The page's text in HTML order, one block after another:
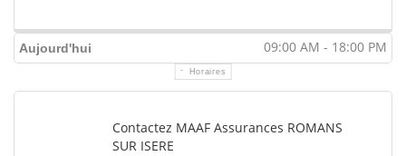
Aujourd'hui 09:00 AM - 18:00 PM
Horaires
Contactez MAAF Assurances ROMANS
SUR ISERE